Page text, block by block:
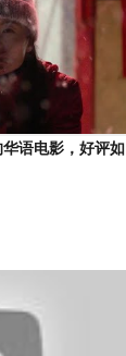
语电影，好评如